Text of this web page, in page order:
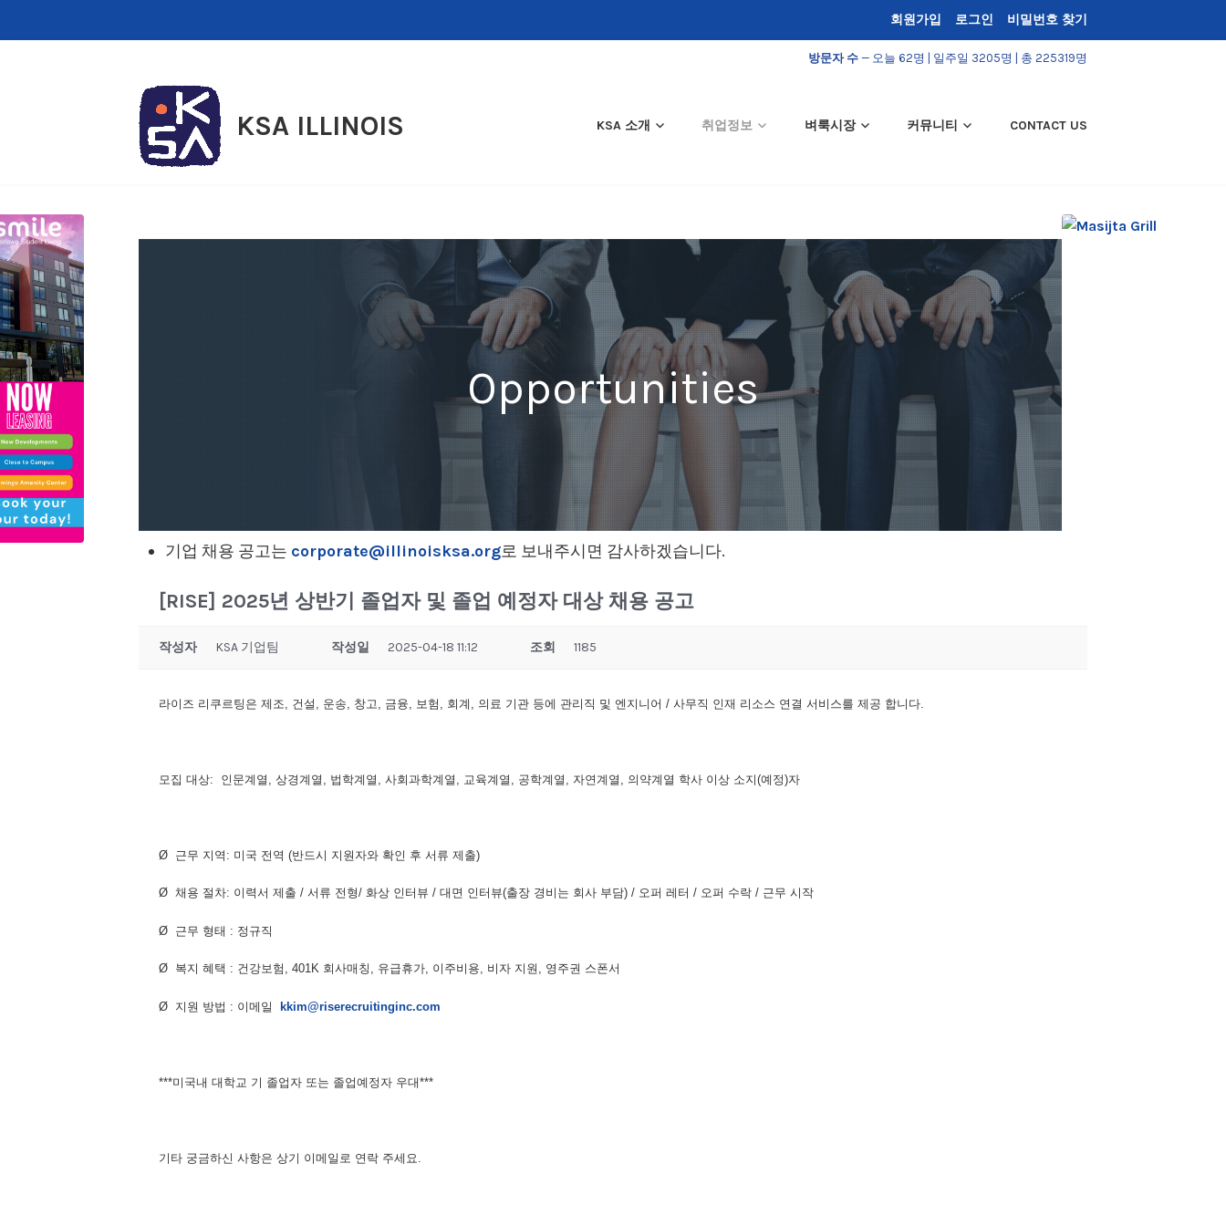
회원가입 로그인 비밀번호 찾기
방문자 수 — 오늘 62명 | 일주일 3205명 | 총 225319명
KSA ILLINOIS KSA 소개 취업정보 벼룩시장 커뮤니티 CONTACT US
Opportunities
기업 채용 공고는 corporate@illinoisksa.org로 보내주시면 감사하겠습니다.
[RISE] 2025년 상반기 졸업자 및 졸업 예정자 대상 채용 공고
작성자 KSA 기업팀 작성일 2025-04-18 11:12 조회 1185
라이즈 리쿠르팅은 제조, 건설, 운송, 창고, 금융, 보험, 회계, 의료 기관 등에 관리직 및 엔지니어 / 사무직 인재 리소스 연결 서비스를 제공 합니다.
모집 대상: 인문계열, 상경계열, 법학계열, 사회과학계열, 교육계열, 공학계열, 자연계열, 의약계열 학사 이상 소지(예정)자
Ø 근무 지역: 미국 전역 (반드시 지원자와 확인 후 서류 제출)
Ø 채용 절차: 이력서 제출 / 서류 전형/ 화상 인터뷰 / 대면 인터뷰(출장 경비는 회사 부담) / 오퍼 레터 / 오퍼 수락 / 근무 시작
Ø 근무 형태 : 정규직
Ø 복지 혜택 : 건강보험, 401K 회사매칭, 유급휴가, 이주비용, 비자 지원, 영주권 스폰서
Ø 지원 방법 : 이메일 kkim@riserecruitinginc.com
***미국내 대학교 기 졸업자 또는 졸업예정자 우대***
기타 궁금하신 사항은 상기 이메일로 연락 주세요.